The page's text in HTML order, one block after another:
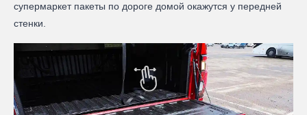
супермаркет пакеты по дороге домой окажутся у передней
стенки.